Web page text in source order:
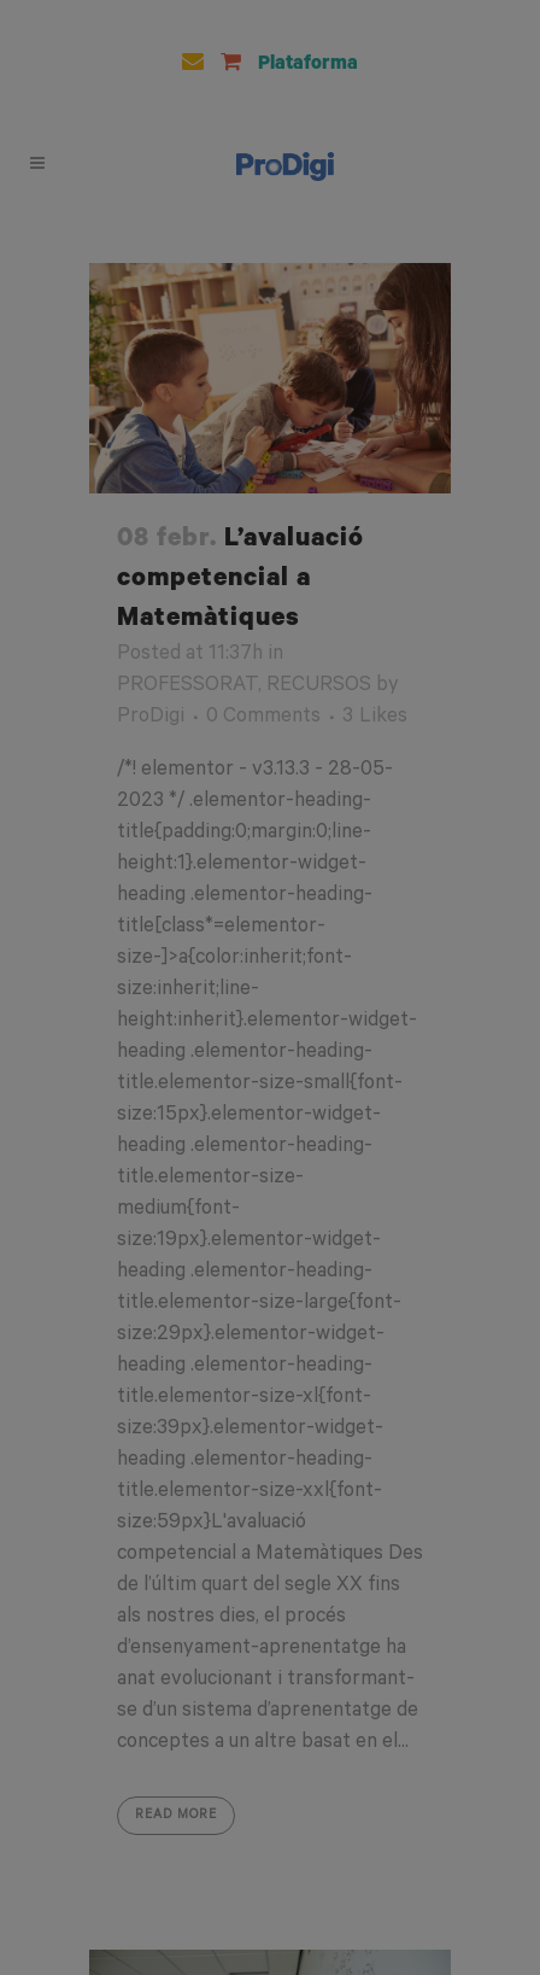
Plataforma
08 febr. L’avaluació
competencial a
Matemàtiques
Posted at 11:37h in
PROFESSORAT , RECURSOS by
ProDigi
0 Comments 3 Likes
/*! elementor - v3.13.3 - 28-05-
2023 */ .elementor-heading-
title{padding:0;margin:0;line-
height:1}.elementor-widget-
heading .elementor-heading-
title[class*=elementor-
size-]>a{color:inherit;font-
size:inherit;line-
height:inherit}.elementor-widget-
heading .elementor-heading-
title.elementor-size-small{font-
size:15px}.elementor-widget-
heading .elementor-heading-
title.elementor-size-
medium{font-
size:19px}.elementor-widget-
heading .elementor-heading-
title.elementor-size-large{font-
size:29px}.elementor-widget-
heading .elementor-heading-
title.elementor-size-xl{font-
size:39px}.elementor-widget-
heading .elementor-heading-
title.elementor-size-xxl{font-
size:59px}L'avaluació
competencial a Matemàtiques Des
de l’últim quart del segle XX fins
als nostres dies, el procés
d’ensenyament-aprenentatge ha
anat evolucionant i transformant-
se d’un sistema d’aprenentatge de
conceptes a un altre basat en el...
READ MORE